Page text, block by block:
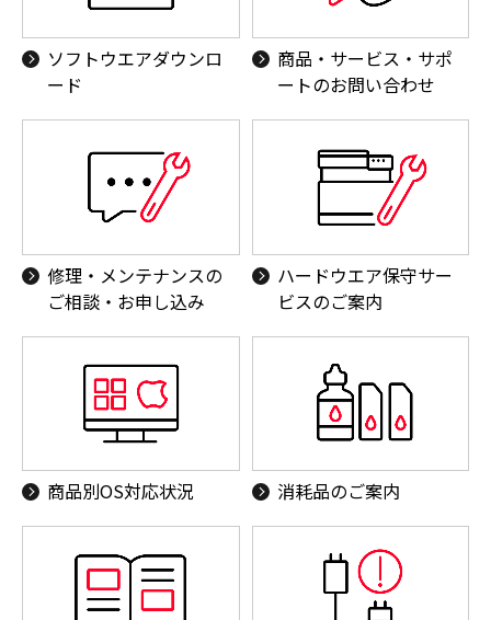
ソフトウエアダウンロ
ード
商品・サービス・サポ
ートのお問い合わせ
修理・メンテナンスの
ご相談・お申し込み
ハードウエア保守サー
ビスのご案内
商品別OS対応状況 消耗品のご案内